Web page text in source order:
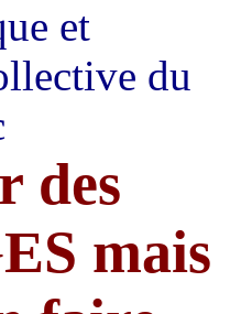
et
du
des
mais